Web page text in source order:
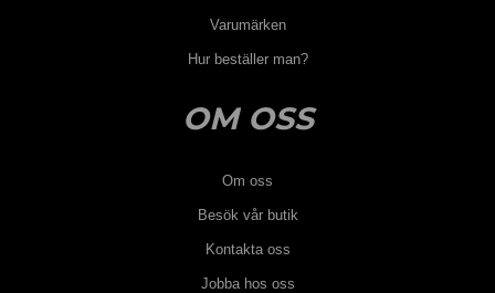
Varumärken
Hur beställer man?
OM OSS
Om oss
Besök vår butik
Kontakta oss
Jobba hos oss